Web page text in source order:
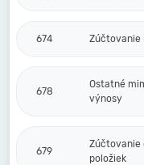
674 Zúčtovanie
678
Ostatné
výnosy
679
Zúčtovanie
položiek